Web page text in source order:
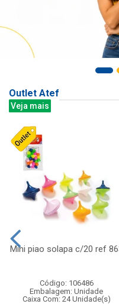
Outlet Atef
Veja mais
Mini piao solapa c/20 ref
Código: 106486
Embalagem: Unidade
Caixa Com: 24 Unidade(s)